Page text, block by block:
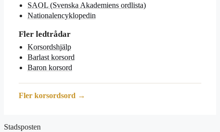
SAOL (Svenska Akademiens ordlista)
Nationalencyklopedin
Fler ledtrådar
Korsordshjälp
Barlast korsord
Baron korsord
Fler korsordsord →
Stadsposten